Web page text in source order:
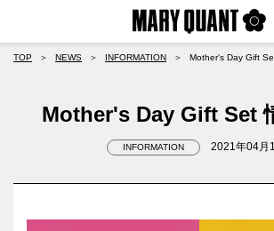
TOP ＞ NEWS ＞ INFORMATION ＞ Mother's Day Gift
Mother's Day Gift Set
INFORMATION 2021年04月